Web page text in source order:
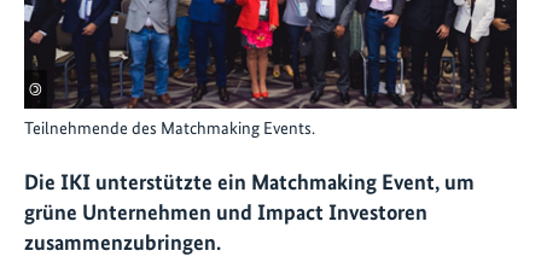
©
Teilnehmende des Matchmaking Events.
Die IKI unterstützte ein Matchmaking Event, um
grüne Unternehmen und Impact Investoren
zusammenzubringen.